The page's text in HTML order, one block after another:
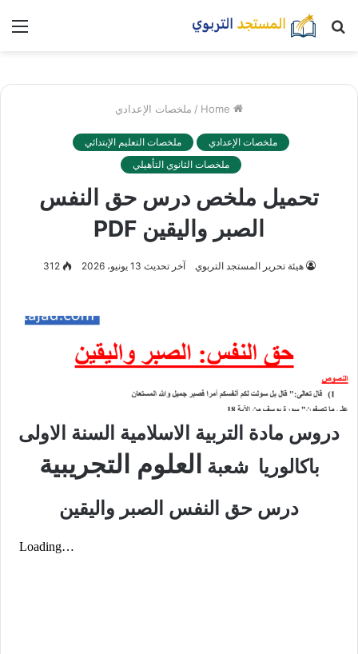
بحث
/ ملخصات الإعدادي
ملخصات الإعدادي
ملخصات التعليم الإبتدائي
ملخصات الثانوي التأهيلي
تحميل ملخص درس حق النفس
الصبر واليقين PDF
هيئة تحرير المستجد التربوي آخر تحديث 13 يونيو، 2026 312
دروس مادة التربية الاسلامية السنة الاولى
باكالوريا شعبة العلوم التجريبية